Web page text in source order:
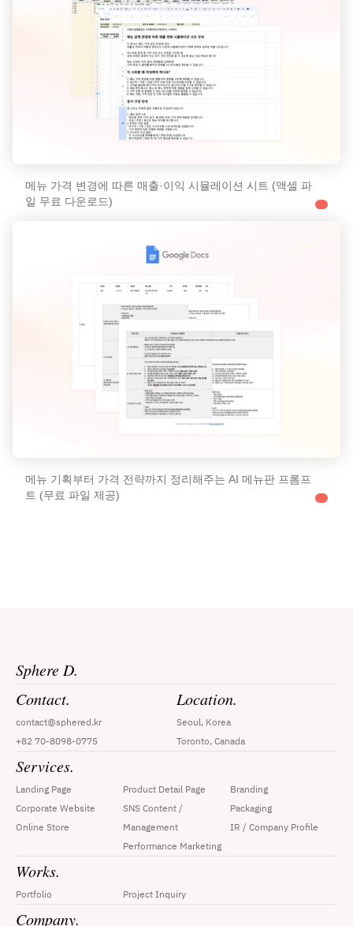
메뉴 가격 변경에 따른 매출·이익 시뮬레이션 시트 (액셀 파
일 무료 다운로드)
메뉴 기획부터 가격 전략까지 정리해주는 AI 메뉴판 프롬프
트 (무료 파일 제공)
Sphere D.
Contact.
contact@sphered.kr
+82 70-8098-0775
Location.
Seoul, Korea
Toronto, Canada
Services.
Branding
Packaging
IR / Company Profile
Landing Page
Corporate Website
Online Store
Product Detail Page
SNS Content /
Management
Performance Marketing
Works.
Portfolio Project Inquiry
Company.